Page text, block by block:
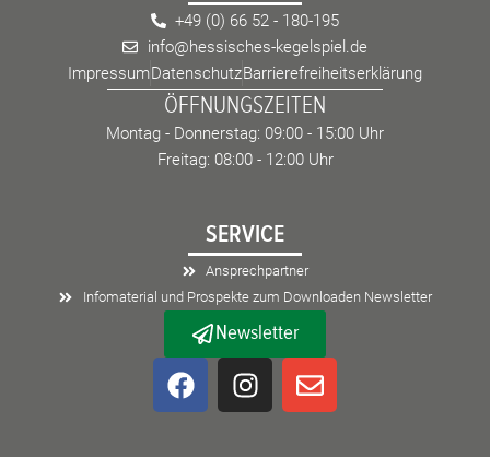
+49 (0) 66 52 - 180-195
info@hessisches-kegelspiel.de
ImpressumDatenschutzBarrierefreiheitserklärung
ÖFFNUNGSZEITEN
Montag - Donnerstag: 09:00 - 15:00 Uhr
Freitag: 08:00 - 12:00 Uhr
SERVICE
Ansprechpartner
Infomaterial und Prospekte zum Downloaden Newsletter
Newsletter
F
a
I
n
E
n